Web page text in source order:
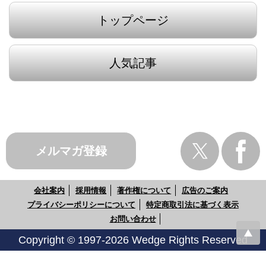
トップページ
人気記事
メルマガ登録
会社案内 採用情報 著作権について
広告のご案内
プライバシーポリシーについて
特定商取引法に基づく表示
お問い合わせ
Copyright © 1997-2026 Wedge Rights Reserved